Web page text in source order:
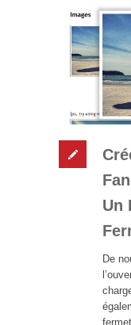
Un
De